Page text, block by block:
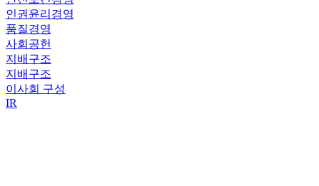
인권윤리경영
품질경영
사회공헌
지배구조
지배구조
이사회 구성
IR